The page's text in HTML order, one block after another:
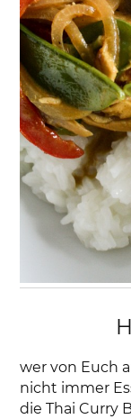
wer von Euch
nicht immer
die Thai Curry